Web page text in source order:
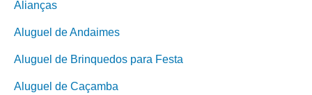
Alianças
Aluguel de Andaimes
Aluguel de Brinquedos para Festa
Aluguel de Caçamba